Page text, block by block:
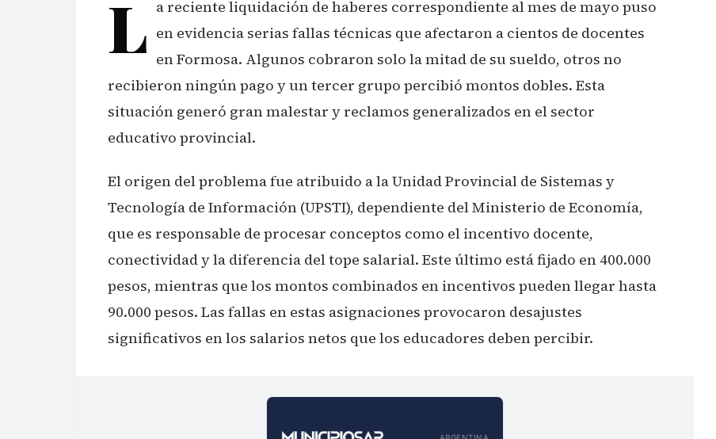
L a reciente liquidación de haberes correspondiente al mes de mayo puso
en evidencia serias fallas técnicas que afectaron a cientos de docentes
en Formosa. Algunos cobraron solo la mitad de su sueldo, otros no
recibieron ningún pago y un tercer grupo percibió montos dobles. Esta
situación generó gran malestar y reclamos generalizados en el sector
educativo provincial.
El origen del problema fue atribuido a la Unidad Provincial de Sistemas y
Tecnología de Información (UPSTI), dependiente del Ministerio de Economía,
que es responsable de procesar conceptos como el incentivo docente,
conectividad y la diferencia del tope salarial. Este último está fijado en 400.000
pesos, mientras que los montos combinados en incentivos pueden llegar hasta
90.000 pesos. Las fallas en estas asignaciones provocaron desajustes
significativos en los salarios netos que los educadores deben percibir.